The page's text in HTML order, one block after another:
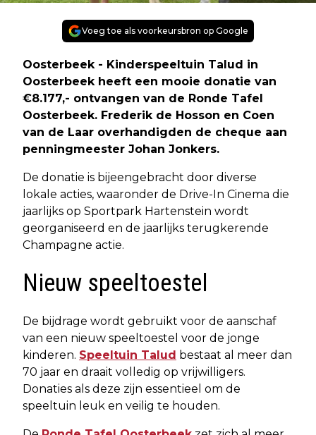
Voeg toe als voorkeursbron op Google
Oosterbeek - Kinderspeeltuin Talud in
Oosterbeek heeft een mooie donatie van
€8.177,- ontvangen van de Ronde Tafel
Oosterbeek. Frederik de Hosson en Coen
van de Laar overhandigden de cheque aan
penningmeester Johan Jonkers.
De donatie is bijeengebracht door diverse
lokale acties, waaronder de Drive-In Cinema die
jaarlijks op Sportpark Hartenstein wordt
georganiseerd en de jaarlijks terugkerende
Champagne actie.
Nieuw speeltoestel
De bijdrage wordt gebruikt voor de aanschaf
van een nieuw speeltoestel voor de jonge
kinderen. Speeltuin Talud bestaat al meer dan
70 jaar en draait volledig op vrijwilligers.
Donaties als deze zijn essentieel om de
speeltuin leuk en veilig te houden.